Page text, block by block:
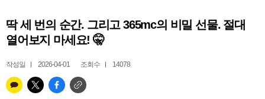
File:
/home/suction/public_html/application/controllers/
Line: 255
Function: view_print
Line: 327
딱 세 번의 순간. 그리고 365mc의 비밀 선물. 절대
열어보지 마세요! 🤫
작성일 2026-04-01 조회수 14078